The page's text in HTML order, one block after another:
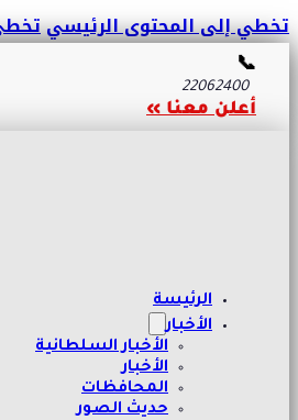
تخطي إلى المحتوى الرئيسي
📞
22062400
أعلن معنا »
الرئيسة
الأخبار
الأخبار السلطانية
الأخبار
المحافظات
حديث الصور